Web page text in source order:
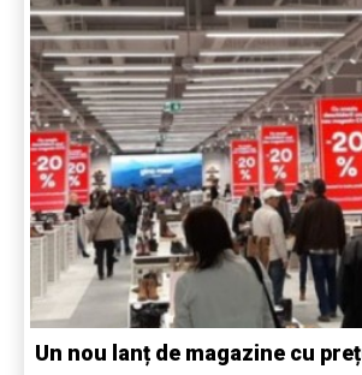
Un nou lanț de magazine cu